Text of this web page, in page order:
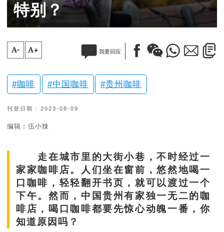
特别？
A- A+ 我要回应
咖啡 中国咖啡 贵州咖啡
刊登日期 : 2023-08-09
编辑︰伍小辣
走在城市里的大街小巷，不时经过一
家家咖啡店。人们坐在窗前，悠然地喝一
口咖啡，轻轻翻开书页，就可以渡过一个
下午。然而，中国贵州有家独一无二的咖
啡店，喝口咖啡都要先惊心动魄一番，你
知道原因吗？